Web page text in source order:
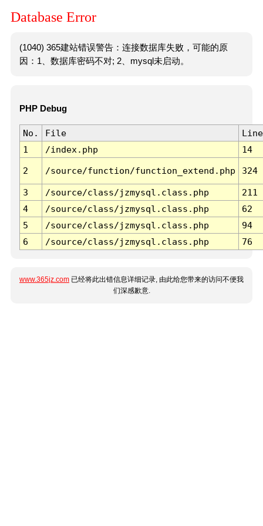
Database Error
(1040) 365建站错误警告：连接数据库失败，可能的原
因：1、数据库密码不对; 2、mysql未启动。
PHP Debug
No. File
Line
1
/index.php 14
2 /source/function/function_extend.php 324
3 /source/class/jzmysql.class.php
211
4
/source/class/jzmysql.class.php
62
5
/source/class/jzmysql.class.php
94
6
/source/class/jzmysql.class.php 76
www.365jz.com 已经将此出错信息详细记录, 由此给您带来的访问不便我
们深感歉意.